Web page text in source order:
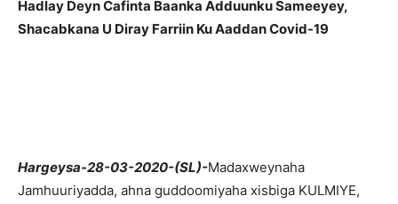
Hadlay Deyn Cafinta Baanka Adduunku Sameeyey,
Shacabkana U Diray Farriin Ku Aaddan Covid-19
Hargeysa-28-03-2020-(SL)-Madaxweynaha
Jamhuuriyadda, ahna guddoomiyaha xisbiga KULMIYE,